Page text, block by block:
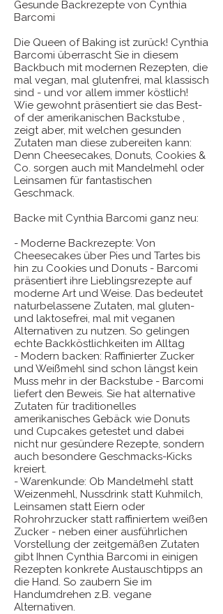
Gesunde Backrezepte von Cynthia
Barcomi
Die Queen of Baking ist zurück! Cynthia
Barcomi überrascht Sie in diesem
Backbuch mit modernen Rezepten, die
mal vegan, mal glutenfrei, mal klassisch
sind - und vor allem immer köstlich!
Wie gewohnt präsentiert sie das Best-
of der amerikanischen Backstube ,
zeigt aber, mit welchen gesunden
Zutaten man diese zubereiten kann:
Denn Cheesecakes, Donuts, Cookies &
Co. sorgen auch mit Mandelmehl oder
Leinsamen für fantastischen
Geschmack.
Backe mit Cynthia Barcomi ganz neu:
- Moderne Backrezepte: Von
Cheesecakes über Pies und Tartes bis
hin zu Cookies und Donuts - Barcomi
präsentiert ihre Lieblingsrezepte auf
moderne Art und Weise. Das bedeutet
naturbelassene Zutaten, mal gluten-
und laktosefrei, mal mit veganen
Alternativen zu nutzen. So gelingen
echte Backköstlichkeiten im Alltag
- Modern backen: Raffinierter Zucker
und Weißmehl sind schon längst kein
Muss mehr in der Backstube - Barcomi
liefert den Beweis. Sie hat alternative
Zutaten für traditionelles
amerikanisches Gebäck wie Donuts
und Cupcakes getestet und dabei
nicht nur gesündere Rezepte, sondern
auch besondere Geschmacks-Kicks
kreiert.
- Warenkunde: Ob Mandelmehl statt
Weizenmehl, Nussdrink statt Kuhmilch,
Leinsamen statt Eiern oder
Rohrohrzucker statt raffiniertem weißen
Zucker - neben einer ausführlichen
Vorstellung der zeitgemäßen Zutaten
gibt Ihnen Cynthia Barcomi in einigen
Rezepten konkrete Austauschtipps an
die Hand. So zaubern Sie im
Handumdrehen z.B. vegane
Alternativen.